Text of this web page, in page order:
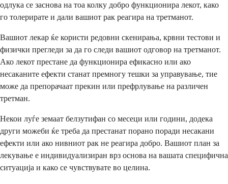
одлука се заснова на тоа колку добро функционира лекот, како
го толерирате и дали вашиот рак реагира на третманот.
Вашиот лекар ќе користи редовни скенирања, крвни тестови и
физички прегледи за да го следи вашиот одговор на третманот.
Ако лекот престане да функционира ефикасно или ако
несаканите ефекти станат премногу тешки за управување, тие
може да препорачаат прекин или префрлување на различен
третман.
Некои луѓе земаат белзутифан со месеци или години, додека
други можеби ќе треба да престанат порано поради несакани
ефекти или ако нивниот рак не реагира добро. Вашиот план за
лекување е индивидуализиран врз основа на вашата специфична
ситуација и како се чувствувате во целина.